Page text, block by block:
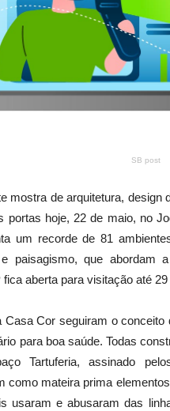
SB post
mostra de arquitetura,
portas hoje, 22 de maio, no
um recorde de 81
e paisagismo, que
aberta para visitação até
Cor seguiram o
para boa saúde. Todas
Tartuferia, assinado
como mateira prima
usaram e abusaram das